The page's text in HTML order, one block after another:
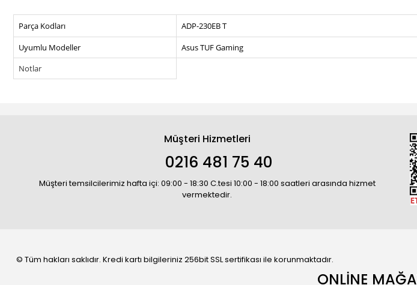
Parça Kodları
ADP-230EB T
Uyumlu Modeller
Asus TUF Gaming
Notlar
Müşteri Hizmetleri
0216 481 75 40
Müşteri temsilcilerimiz hafta içi: 09:00 - 18:30 C.tesi 10:00 - 18:00 saatleri arasında hizmet
vermektedir.
© Tüm hakları saklıdır. Kredi kartı bilgileriniz 256bit SSL sertifikası ile korunmaktadır.
ONLİNE